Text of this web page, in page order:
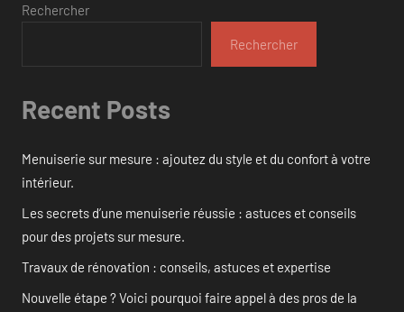
Rechercher
Rechercher
Recent Posts
Menuiserie sur mesure : ajoutez du style et du confort à votre
intérieur.
Les secrets d’une menuiserie réussie : astuces et conseils
pour des projets sur mesure.
Travaux de rénovation : conseils, astuces et expertise
Nouvelle étape ? Voici pourquoi faire appel à des pros de la